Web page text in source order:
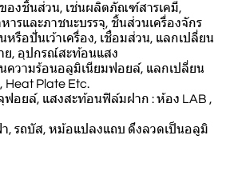
องชิ้นส่วน, เช่นผลิตภัณฑ์สารเคมี,
รและภาชนะบรรจุ, ชิ้นส่วนเครื่องจักร
รือปั่นเว้าเครื่อง, เชื่อมส่วน, แลกเปลี่ยน
ย, อุปกรณ์สะท้อนแสง
ความร้อนอลูมิเนียมฟอยล์, แลกเปลี่ยน
Heat Plate Etc.
ฟอยล์, แสงสะท้อนฟิล์มฝาก : ห้อง LAB ,
, รถบัส, หม้อแปลงแถบ ดึงลวดเป็นอลูมิ